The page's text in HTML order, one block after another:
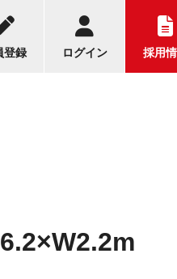
登録 ログイン 採用
中古トラックについての